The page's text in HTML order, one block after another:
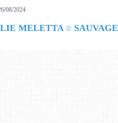
08/2024
MELETTA ○ SAUVAGE